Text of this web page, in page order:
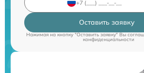
Оставить заявку
Нажимая на кнопку "Оставить заявку" Вы
конфиденциальности